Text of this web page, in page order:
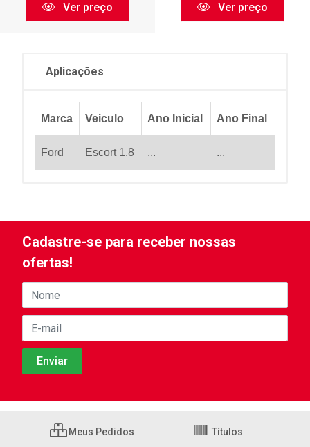
Ver preço Ver preço
Aplicações
Marca Veiculo Ano Inicial Ano Final
Ford Escort 1.8 ... ...
Cadastre-se para receber nossas
ofertas!
Meus Pedidos Títulos